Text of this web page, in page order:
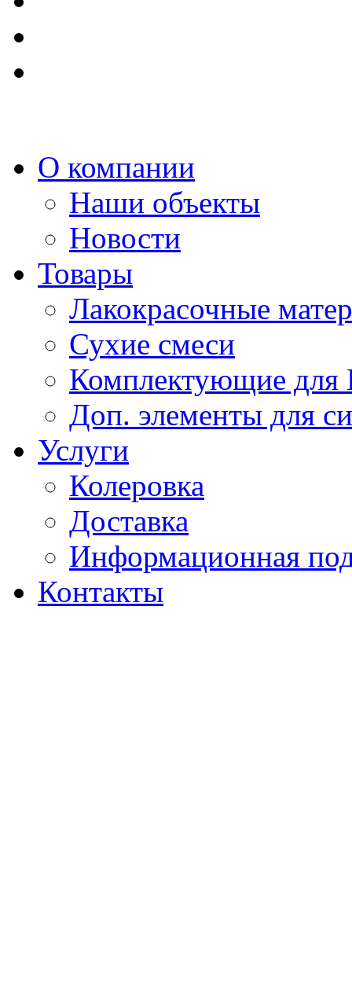
О компании
Наши объекты
Новости
Товары
Лакокрасочные
Сухие смеси
Комплектующие
Доп. элементы для
Услуги
Колеровка
Доставка
Информационная
Контакты